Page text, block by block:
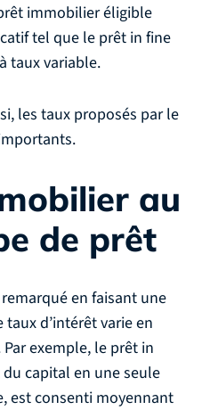
immobilier éligible
tel que le prêt in fine
taux variable.
les taux proposés par le
au
de prêt
en faisant une
taux d’intérêt varie en
exemple, le prêt in
capital en une seule
est consenti moyennant